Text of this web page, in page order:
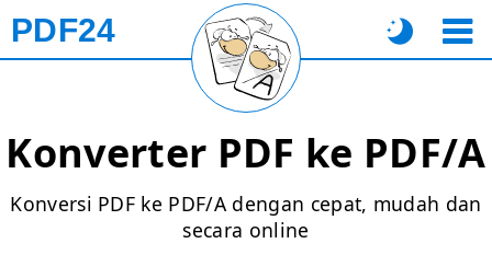
PDF24
Konverter PDF ke PDF/A
Konversi PDF ke PDF/A dengan cepat, mudah dan
secara online